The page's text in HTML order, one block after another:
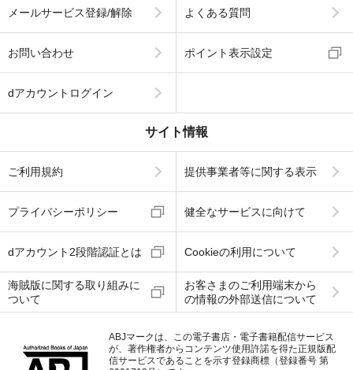
メールサービス登録/解除 よくある質問
お問い合わせ ポイント表示設定
dアカウントログイン
サイト情報
ご利用規約 提供事業者等に関する表示
プライバシーポリシー 健全なサービスに向けて
dアカウント2段階認証とは Cookieの利用について
海賊版に関する取り組みに
ついて
お客さまのご利用端末から
の情報の外部送信について
ABJマークは、この電子書店・電子書籍配信サービス
が、著作権者からコンテンツ使用許諾を得た正規版配
信サービスであることを示す登録商標（登録番号 第